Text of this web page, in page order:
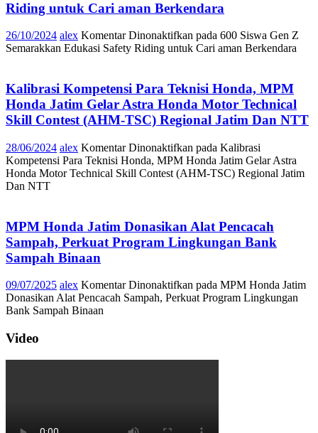
Riding untuk Cari aman Berkendara
26/10/2024 alex Komentar Dinonaktifkan pada 600 Siswa Gen Z
Semarakkan Edukasi Safety Riding untuk Cari aman Berkendara
Kalibrasi Kompetensi Para Teknisi Honda, MPM
Honda Jatim Gelar Astra Honda Motor Technical
Skill Contest (AHM-TSC) Regional Jatim Dan NTT
28/06/2024 alex Komentar Dinonaktifkan pada Kalibrasi
Kompetensi Para Teknisi Honda, MPM Honda Jatim Gelar Astra
Honda Motor Technical Skill Contest (AHM-TSC) Regional Jatim
Dan NTT
MPM Honda Jatim Donasikan Alat Pencacah
Sampah, Perkuat Program Lingkungan Bank
Sampah Binaan
09/07/2025 alex Komentar Dinonaktifkan pada MPM Honda Jatim
Donasikan Alat Pencacah Sampah, Perkuat Program Lingkungan
Bank Sampah Binaan
Video